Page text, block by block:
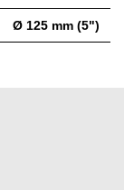
Ø 125 mm (5")